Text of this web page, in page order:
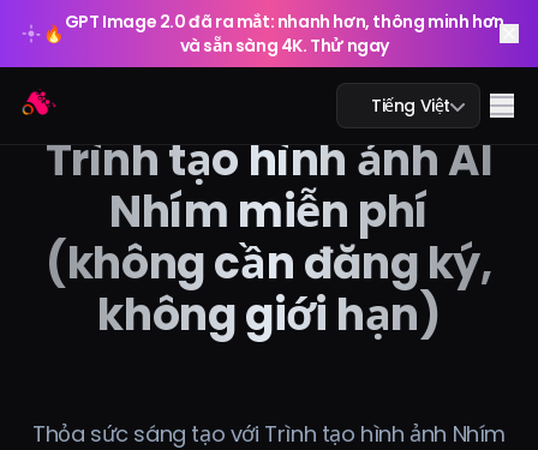
🔥 GPT Image 2.0 đã ra mắt: nhanh hơn, thông minh hơn
và sẵn sàng 4K. Thử ngay
Tiếng Việt
Trò chuyện AI
AI học tập
Video AI
🔥
GPT Image 2.0 đã ra mắt: nhanh hơn, thông minh hơn
Trình tạo hình ảnh AI
Nhím miễn phí
(không cần đăng ký,
không giới hạn)
Thỏa sức sáng tạo với Trình tạo hình ảnh Nhím